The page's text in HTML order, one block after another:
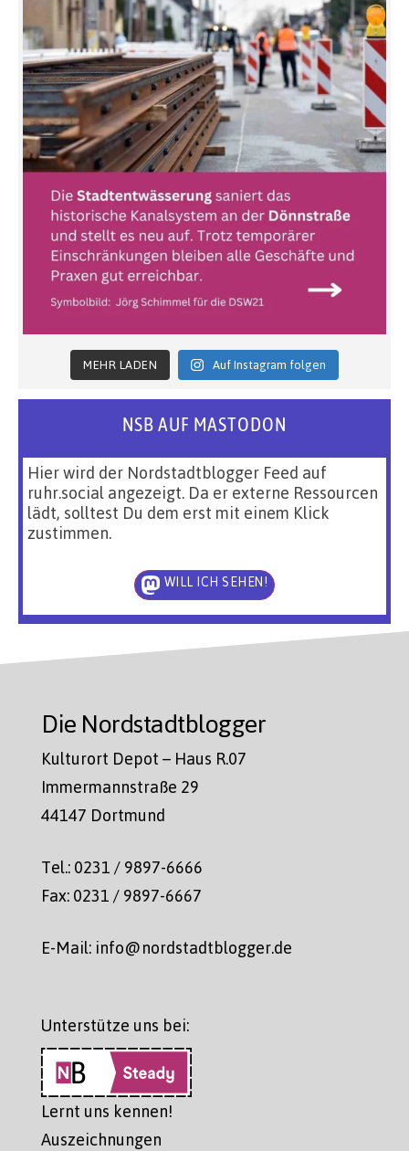
MEHR LADEN Auf Instagram folgen
NSB AUF MASTODON
Hier wird der Nordstadtblogger Feed auf
ruhr.social angezeigt. Da er externe Ressourcen
lädt, solltest Du dem erst mit einem Klick
zustimmen.
WILL ICH SEHEN!
Die Nordstadtblogger
Kulturort Depot – Haus R.07
Immermannstraße 29
44147 Dortmund
Tel.: 0231 / 9897-6666
Fax: 0231 / 9897-6667
E-Mail: info@nordstadtblogger.de
Unterstütze uns bei:
Lernt uns kennen!
Auszeichnungen